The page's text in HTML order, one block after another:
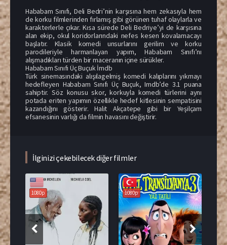
Hababam Sınıfı, Deli Bedri’nin karşısına hem zekasıyla hem
de korku filmlerinden fırlamış gibi görünen tuhaf olaylarla ve
karakterlerle çıkar. Kısa sürede Deli Bedriye’yi de karşısına
alan ekip, okul koridorlarındaki nefes kesen kovalamacayı
başlatır. Klasik komedi unsurlarını gerilim ve korku
parodileriyle harmanlayan yapım, Hababam Sınıfı’nı
alışmadıkları türden bir maceranın içine sürükler.
Hababam Sınıfı Üç Buçuk İmdb
Türk sinemasındaki alışılagelmiş komedi kalıplarını yıkmayı
hedefleyen Hababam Sınıfı Üç Buçuk, Imdb’de 3.1 puana
sahiptir. Söz konusu skor, korkuyla komedi türlerini aynı
potada eriten yapımın özellikle hedef kitlesinin sempatisini
kazandığını gösterir. Halit Akçatepe gibi bir Yeşilçam
efsanesinin varlığı da filmin havasını değiştirir.
İlginizi çekebilecek diğer filmler
1080p 1080p